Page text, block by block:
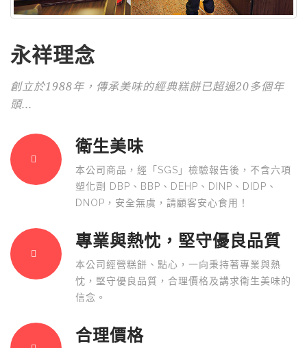
永祥理念
創立於1988年，傳承美味的經典糕餅已超過20多個年
頭...
衛生美味
本公司商品，經「SGS」檢驗報告後，不含六項
塑化劑 DBP、BBP、DEHP、DINP、DIDP、
DNOP，安全無虞，請顧客安心食用！
專業與熱忱，堅守優良品質
本公司經營糕餅、點心，一向秉持著專業與熱
忱，堅守優良品質，合理價格及講求衛生美味的
信念。
合理價格